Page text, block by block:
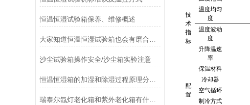
恒温恒湿试验箱保养、维修概述
沙尘试验箱操作安全/沙尘箱实验注意
瑞泰尔氙灯老化箱和紫外老化箱有什么区别？
技
术
指
标
温度均匀
度
温度波动
度
升降温速
率
配
置
保温材料
冷却器
空气循环
制冷方式